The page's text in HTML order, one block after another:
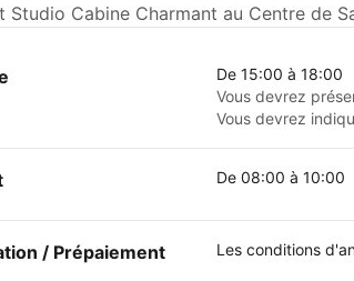
Studio Cabine Charmant au Centre de
De 15:00 à 18:00
Vous devrez
Vous devrez
De 08:00 à 10:00
/ Prépaiement Les conditions